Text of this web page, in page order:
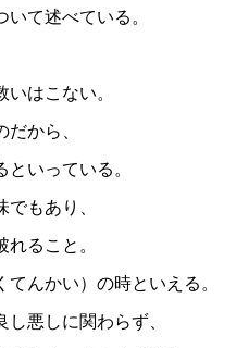
て述べている。
はこない。
から、
いっている。
でもあり、
ること。
んかい）の時といえる。
悪しに関わらず、